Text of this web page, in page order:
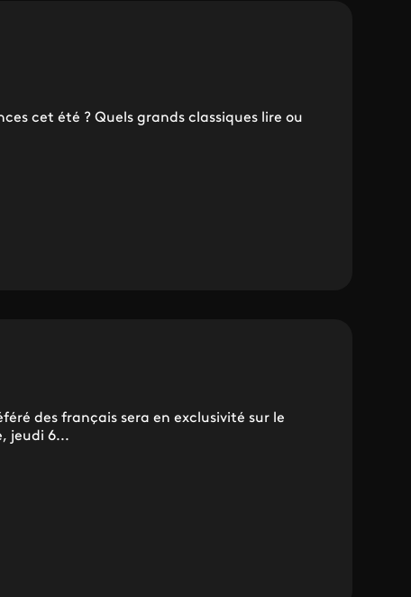
cet été ? Quels grands classiques lire ou
des français sera en exclusivité sur le
jeudi 6...